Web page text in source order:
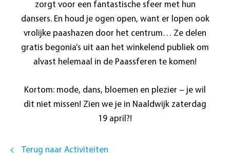
zorgt voor een fantastische sfeer met hun
dansers. En houd je ogen open, want er lopen ook
vrolijke paashazen door het centrum… Ze delen
gratis begonia’s uit aan het winkelend publiek om
alvast helemaal in de Paassferen te komen!
Kortom: mode, dans, bloemen en plezier – je wil
dit niet missen! Zien we je in Naaldwijk zaterdag
19 april?!
Terug naar Activiteiten